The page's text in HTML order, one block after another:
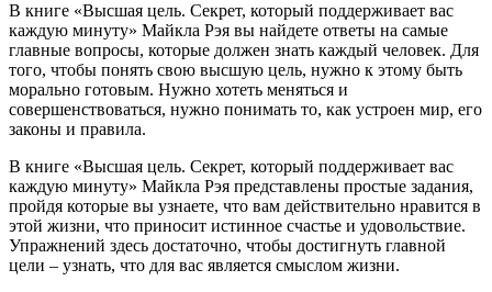
В книге «Высшая цель. Секрет, который поддерживает вас
каждую минуту» Майкла Рэя вы найдете ответы на самые
главные вопросы, которые должен знать каждый человек. Для
того, чтобы понять свою высшую цель, нужно к этому быть
морально готовым. Нужно хотеть меняться и
совершенствоваться, нужно понимать то, как устроен мир, его
законы и правила.
В книге «Высшая цель. Секрет, который поддерживает вас
каждую минуту» Майкла Рэя представлены простые задания,
пройдя которые вы узнаете, что вам действительно нравится в
этой жизни, что приносит истинное счастье и удовольствие.
Упражнений здесь достаточно, чтобы достигнуть главной
цели – узнать, что для вас является смыслом жизни.